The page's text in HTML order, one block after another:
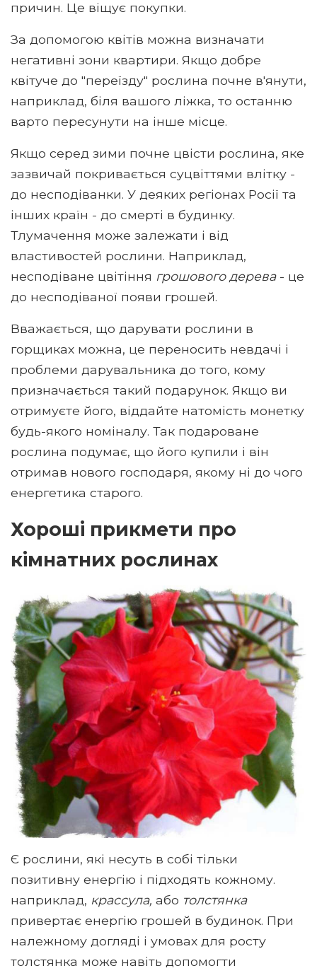
причин. Це віщує покупки.
За допомогою квітів можна визначати
негативні зони квартири. Якщо добре
квітуче до "переїзду" рослина почне в'янути,
наприклад, біля вашого ліжка, то останню
варто пересунути на інше місце.
Якщо серед зими почне цвісти рослина, яке
зазвичай покривається суцвіттями влітку -
до несподіванки. У деяких регіонах Росії та
інших країн - до смерті в будинку.
Тлумачення може залежати і від
властивостей рослини. Наприклад,
несподіване цвітіння грошового дерева- це
до несподіваної появи грошей.
Вважається, що дарувати рослини в
горщиках можна, це переносить невдачі і
проблеми дарувальника до того, кому
призначається такий подарунок. Якщо ви
отримуєте його, віддайте натомість монетку
будь-якого номіналу. Так подароване
рослина подумає, що його купили і він
отримав нового господаря, якому ні до чого
енергетика старого.
Хороші прикмети про
кімнатних рослинах
Є рослини, які несуть в собі тільки
позитивну енергію і підходять кожному.
наприклад, крассула, або толстянка
привертає енергію грошей в будинок. При
належному догляді і умовах для росту
толстянка може навіть допомогти